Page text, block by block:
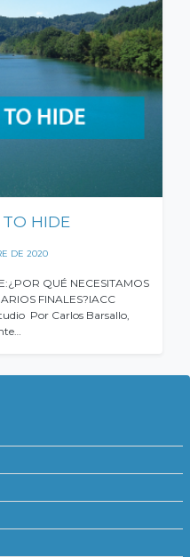
HIDE
DE 2020
QUÉ NECESITAMOS
FINALES?IACC
Por Carlos Barsallo,